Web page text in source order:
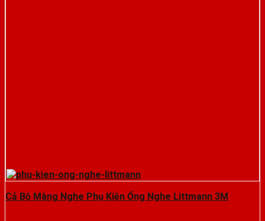
Cả Bộ Màng Nghe Phụ Kiện Ống Nghe Littmann 3M